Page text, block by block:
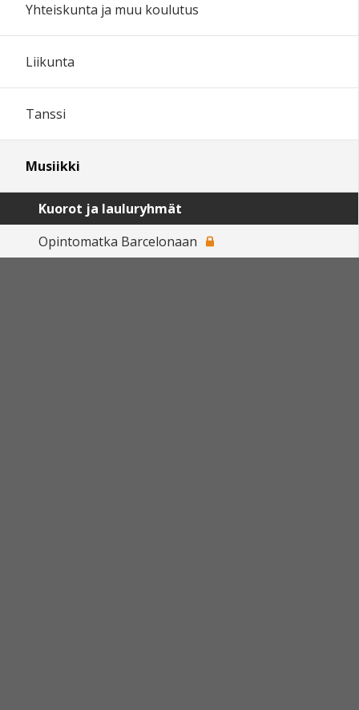
Yhteiskunta ja muu koulutus
Liikunta
Tanssi
Musiikki
Kuorot ja lauluryhmät
Opintomatka Barcelonaan